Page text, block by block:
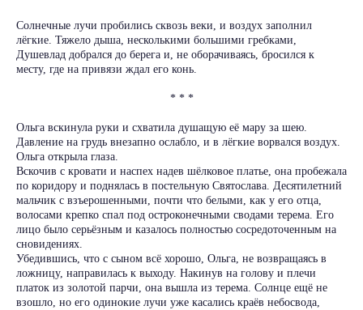
Солнечные лучи пробились сквозь веки, и воздух заполнил
лёгкие. Тяжело дыша, несколькими большими гребками,
Душевлад добрался до берега и, не оборачиваясь, бросился к
месту, где на привязи ждал его конь.
* * *
Ольга вскинула руки и схватила душащую её мару за шею.
Давление на грудь внезапно ослабло, и в лёгкие ворвался воздух.
Ольга открыла глаза.
Вскочив с кровати и наспех надев шёлковое платье, она пробежала
по коридору и поднялась в постельную Святослава. Десятилетний
мальчик с взъерошенными, почти что белыми, как у его отца,
волосами крепко спал под остроконечными сводами терема. Его
лицо было серьёзным и казалось полностью сосредоточенным на
сновидениях.
Убедившись, что с сыном всё хорошо, Ольга, не возвращаясь в
ложницу, направилась к выходу. Накинув на голову и плечи
платок из золотой парчи, она вышла из терема. Солнце ещё не
взошло, но его одинокие лучи уже касались краёв небосвода,